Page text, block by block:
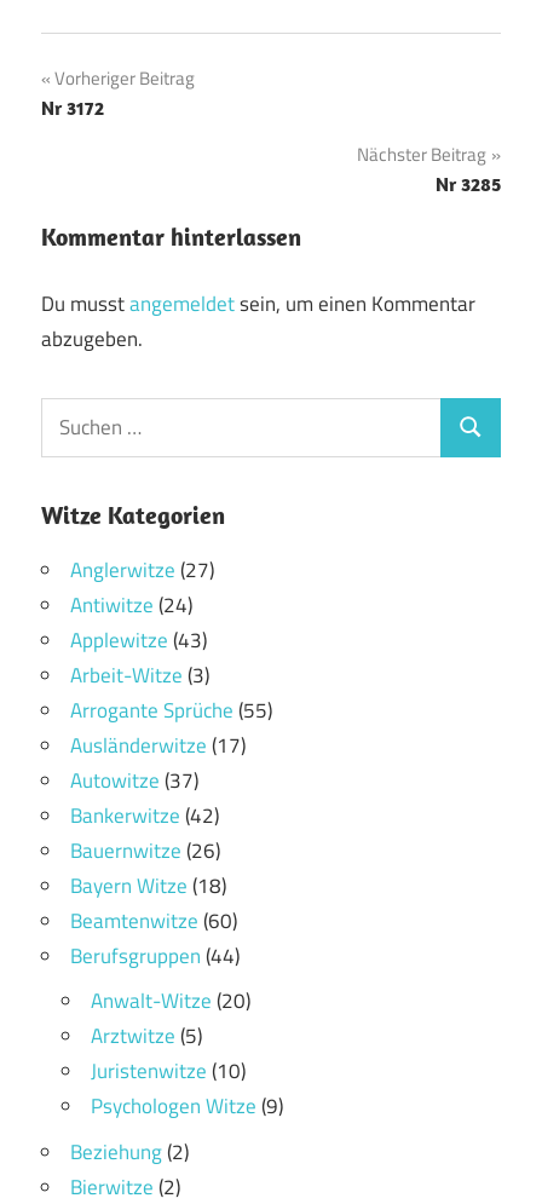
Beitragsnavigation
Vorheriger Beitrag
Nr 3172
Nächster Beitrag
Nr 3285
Kommentar hinterlassen
Du musstangemeldetsein, um einen Kommentar
abzugeben.
Witze Kategorien
Anglerwitze(27)
Antiwitze(24)
Applewitze(43)
Arbeit-Witze(3)
Arrogante Sprüche(55)
Ausländerwitze(17)
Autowitze(37)
Bankerwitze(42)
Bauernwitze(26)
Bayern Witze(18)
Beamtenwitze(60)
Berufsgruppen(44)
Anwalt-Witze(20)
Arztwitze(5)
Juristenwitze(10)
Psychologen Witze(9)
Beziehung(2)
Bierwitze(2)